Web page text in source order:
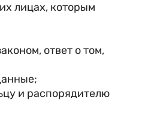
лицах, которым
ответ о том,
и распорядителю